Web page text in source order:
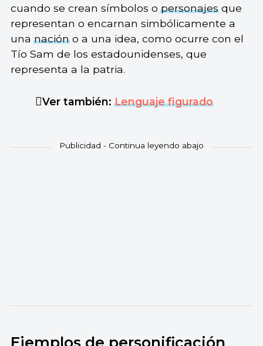
cuando se crean símbolos opersonajesque
representan o encarnan simbólicamente a
unanacióno a una idea, como ocurre con el
Tío Sam de los estadounidenses, que
representa a la patria.
Ver también:Lenguaje figurado
Ejemplos de personificación